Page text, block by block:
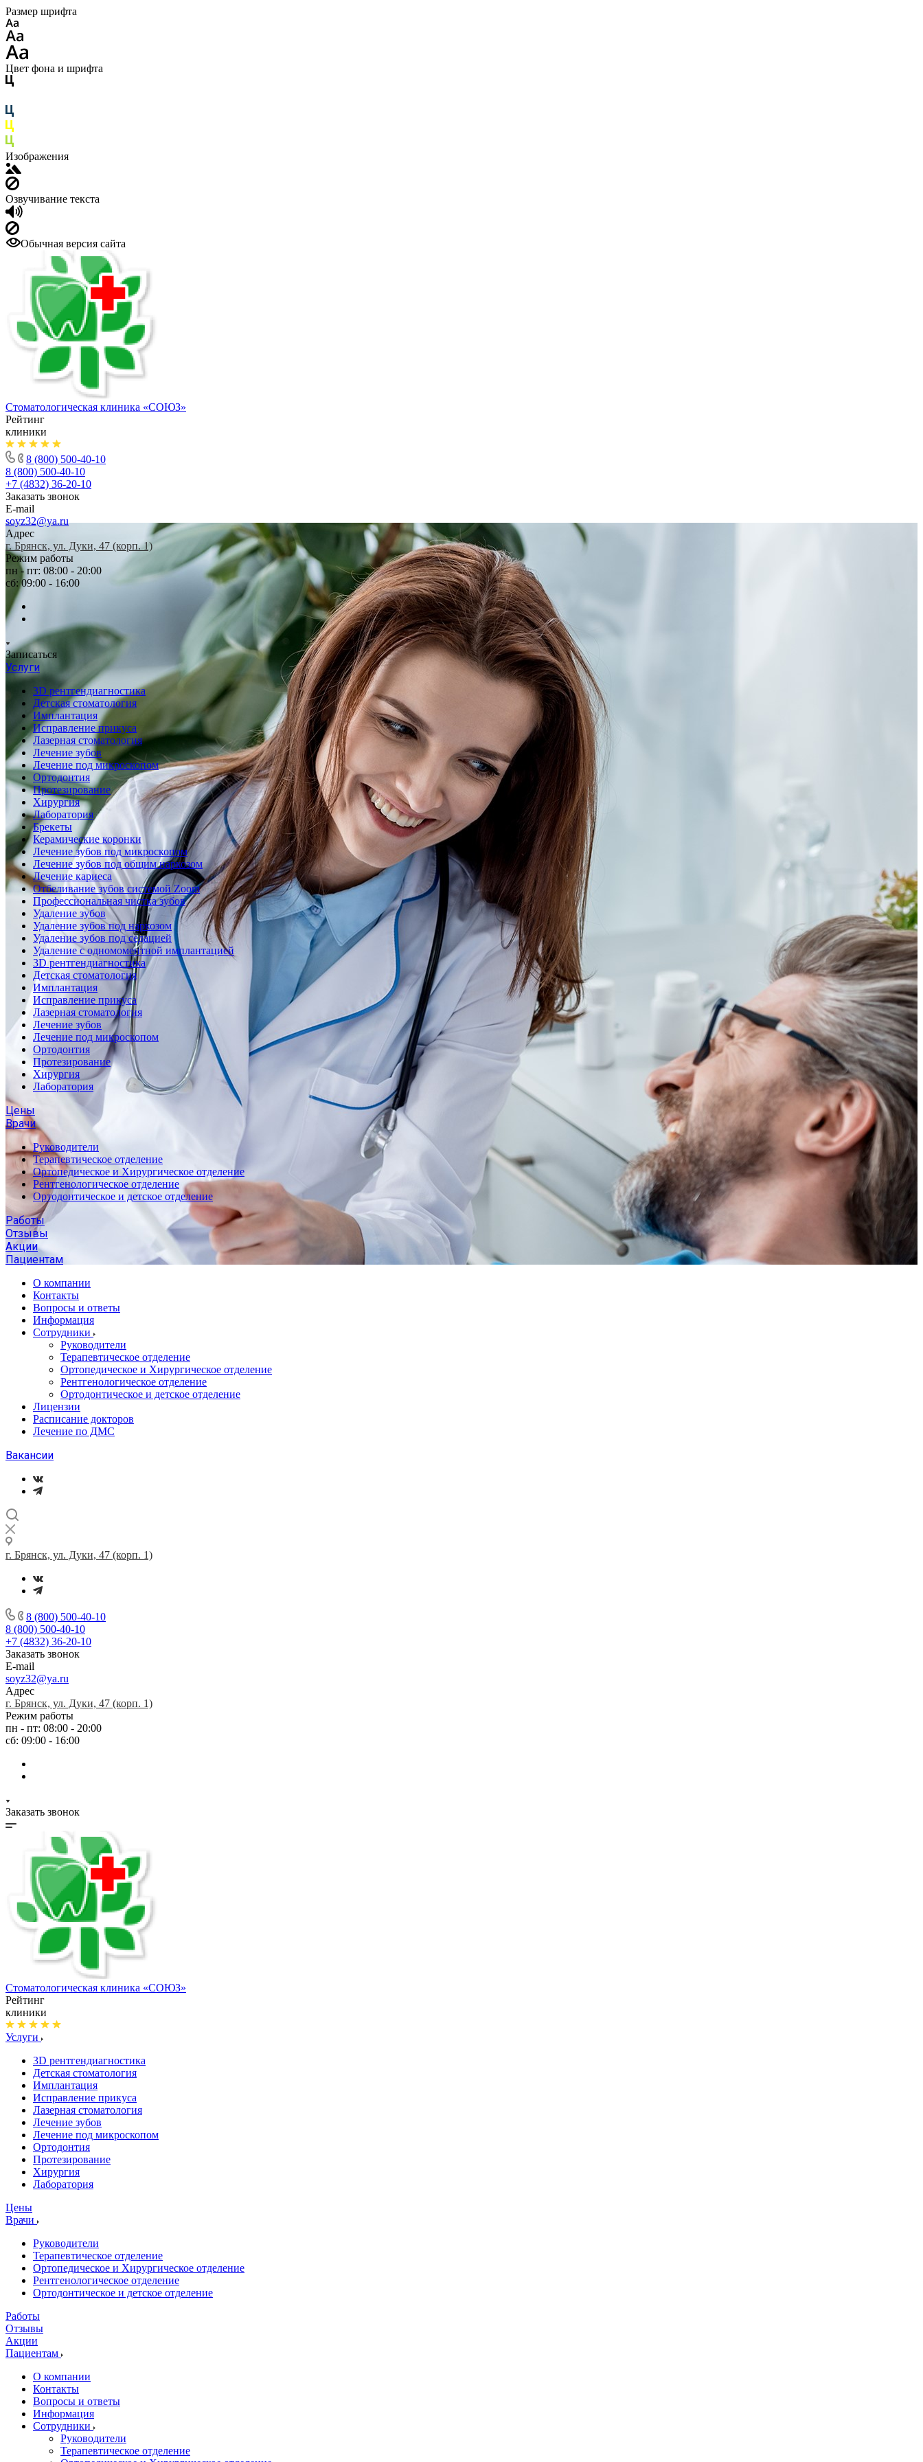
Размер шрифта
Цвет фона и шрифта
Изображения
Озвучивание текста
Обычная версия сайта
Стоматологическая клиника «СОЮЗ»
Рейтинг
клиники
8 (800) 500-40-10
8 (800) 500-40-10
+7 (4832) 36-20-10
Заказать звонок
E-mail
soyz32@ya.ru
Адрес
г. Брянск, ул. Дуки, 47 (корп. 1)
Режим работы
пн - пт: 08:00 - 20:00
сб: 09:00 - 16:00
Записаться
Услуги
3D рентгендиагностика
Детская стоматология
Имплантация
Исправление прикуса
Лазерная стоматология
Лечение зубов
Лечение под микроскопом
Ортодонтия
Протезирование
Хирургия
Лаборатория
Брекеты
Керамические коронки
Лечение зубов под микроскопом
Лечение зубов под общим наркозом
Лечение кариеса
Отбеливание зубов системой Zoom
Профессиональная чистка зубов
Удаление зубов
Удаление зубов под наркозом
Удаление зубов под седацией
Удаление с одномоментной имплантацией
3D рентгендиагностика
Детская стоматология
Имплантация
Исправление прикуса
Лазерная стоматология
Лечение зубов
Лечение под микроскопом
Ортодонтия
Протезирование
Хирургия
Лаборатория
Цены
Врачи
Руководители
Терапевтическое отделение
Ортопедическое и Хирургическое отделение
Рентгенологическое отделение
Ортодонтическое и детское отделение
Работы
Отзывы
Акции
Пациентам
О компании
Контакты
Вопросы и ответы
Информация
Сотрудники
Руководители
Терапевтическое отделение
Ортопедическое и Хирургическое отделение
Рентгенологическое отделение
Ортодонтическое и детское отделение
Лицензии
Расписание докторов
Лечение по ДМС
Вакансии
г. Брянск, ул. Дуки, 47 (корп. 1)
8 (800) 500-40-10
8 (800) 500-40-10
+7 (4832) 36-20-10
Заказать звонок
E-mail
soyz32@ya.ru
Адрес
г. Брянск, ул. Дуки, 47 (корп. 1)
Режим работы
пн - пт: 08:00 - 20:00
сб: 09:00 - 16:00
Заказать звонок
Стоматологическая клиника «СОЮЗ»
Рейтинг
клиники
Услуги
3D рентгендиагностика
Детская стоматология
Имплантация
Исправление прикуса
Лазерная стоматология
Лечение зубов
Лечение под микроскопом
Ортодонтия
Протезирование
Хирургия
Лаборатория
Цены
Врачи
Руководители
Терапевтическое отделение
Ортопедическое и Хирургическое отделение
Рентгенологическое отделение
Ортодонтическое и детское отделение
Работы
Отзывы
Акции
Пациентам
О компании
Контакты
Вопросы и ответы
Информация
Сотрудники
Руководители
Терапевтическое отделение